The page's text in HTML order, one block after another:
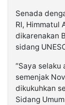
Senada
RI, Himmatul
dikarenakan
sidang
“Saya selaku
semenjak
dikukuhkan
Sidang